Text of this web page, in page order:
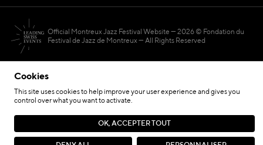
Cookies
This site uses cookies to help improve your user experience and gives you
control over what you want to activate.
OK, ACCEPTER TOUT
Official Montreux Jazz Festival Website
2026 © Fondation du
Festival de Jazz de Montreux — All Rights Reserved
Hosted by